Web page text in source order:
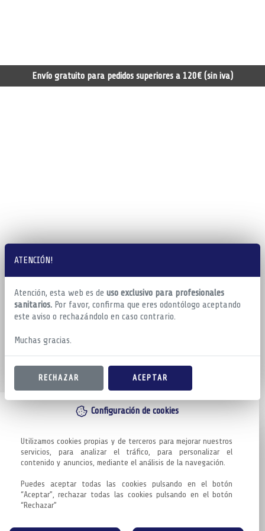
ATENCIÓN!
Atención, esta web es de uso exclusivo para profesionales
sanitarios. Por favor, confirma que eres odontólogo aceptando
este aviso o rechazándolo en caso contrario.
Muchas gracias.
RECHAZAR ACEPTAR
Configuración de cookies
Utilizamos cookies propias y de terceros para mejorar nuestros
servicios, para analizar el tráfico, para personalizar el
contenido y anuncios, mediante el análisis de la navegación.
Puedes aceptar todas las cookies pulsando en el botón
“Aceptar”, rechazar todas las cookies pulsando en el botón
“Rechazar”
Envío gratuito para pedidos superiores a 120€ (sin iva)